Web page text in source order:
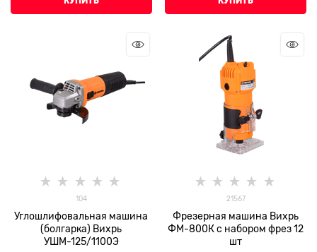
104
Углошлифовальная машина
(болгарка) Вихрь
УШМ-125/1100Э
21567
Фрезерная машина Вихрь
ФМ-800К с набором фрез 12
шт